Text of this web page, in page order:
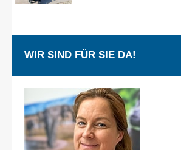
WIR SIND FÜR SIE DA!